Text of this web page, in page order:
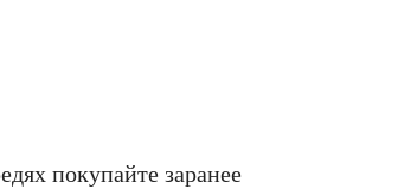
покупайте заранее